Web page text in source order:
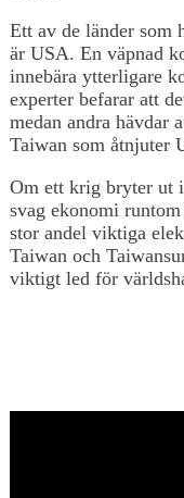
Ett av de länder som
är USA. En väpnad
innebära ytterligare
experter befarar att
medan andra hävdar
Taiwan som åtnjuter
Om ett krig bryter ut
svag ekonomi
stor andel viktiga
Taiwan och
viktigt led för